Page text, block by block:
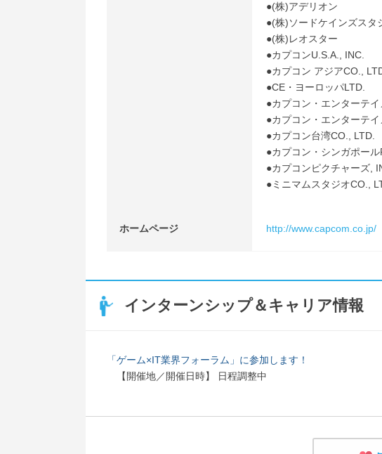
●(株)アデリオン
●(株)ソードケインズスタ
●(株)レオスター
●カプコンU.S.A., INC.
●カプコン アジアCO.,
●CE・ヨーロッパLTD.
●カプコン・エンターテ
●カプコン・エンターテ
●カプコン台湾CO., LTD.
●カプコン・シンガポー
●カプコンピクチャーズ,
●ミニマムスタジオCO.,
ホームページ http://www.capcom.co.jp/
インターンシップ＆キャリア情報
「ゲーム×IT業界フォーラム」に参加します！
【開催地／開催日時】 日程調整中